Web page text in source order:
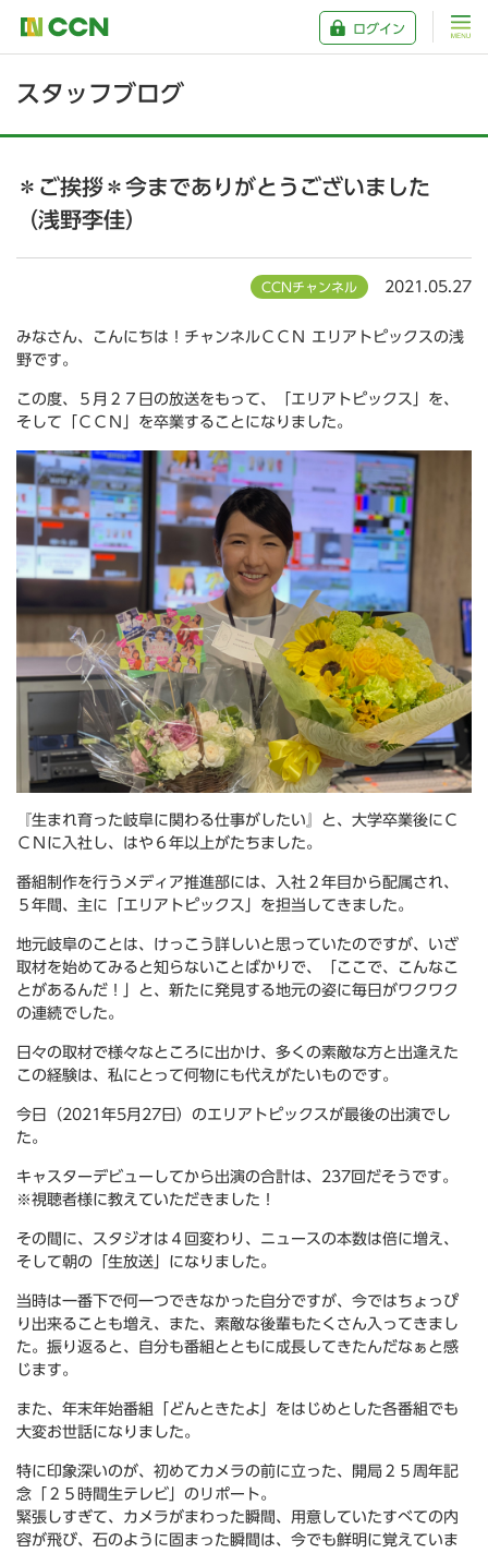
ログイン
スタッフブログ
＊ご挨拶＊今までありがとうございました
（浅野李佳）
CCNチャンネル 2021.05.27
みなさん、こんにちは！チャンネルＣＣＮ エリアトピックスの浅
野です。
この度、５月２７日の放送をもって、「エリアトピックス」を、
そして「ＣＣＮ」を卒業することになりました。
『生まれ育った岐阜に関わる仕事がしたい』と、大学卒業後にＣ
ＣＮに入社し、はや６年以上がたちました。
番組制作を行うメディア推進部には、入社２年目から配属され、
５年間、主に「エリアトピックス」を担当してきました。
地元岐阜のことは、けっこう詳しいと思っていたのですが、いざ
取材を始めてみると知らないことばかりで、「ここで、こんなこ
とがあるんだ！」と、新たに発見する地元の姿に毎日がワクワク
の連続でした。
日々の取材で様々なところに出かけ、多くの素敵な方と出逢えた
この経験は、私にとって何物にも代えがたいものです。
今日（2021年5月27日）のエリアトピックスが最後の出演でし
た。
キャスターデビューしてから出演の合計は、237回だそうです。
※視聴者様に教えていただきました！
その間に、スタジオは４回変わり、ニュースの本数は倍に増え、
そして朝の「生放送」になりました。
当時は一番下で何一つできなかった自分ですが、今ではちょっぴ
り出来ることも増え、また、素敵な後輩もたくさん入ってきまし
た。振り返ると、自分も番組とともに成長してきたんだなぁと感
じます。
また、年末年始番組「どんときたよ」をはじめとした各番組でも
大変お世話になりました。
特に印象深いのが、初めてカメラの前に立った、開局２５周年記
念「２５時間生テレビ」のリポート。
緊張しすぎて、カメラがまわった瞬間、用意していたすべての内
容が飛び、石のように固まった瞬間は、今でも鮮明に覚えていま